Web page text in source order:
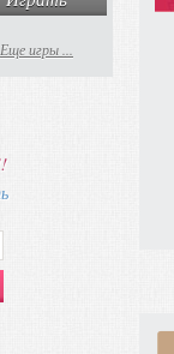
Еще игры ...